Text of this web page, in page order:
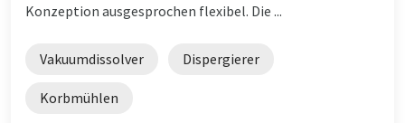
Konzeption ausgesprochen flexibel. Die ...
Vakuumdissolver Dispergierer
Korbmühlen